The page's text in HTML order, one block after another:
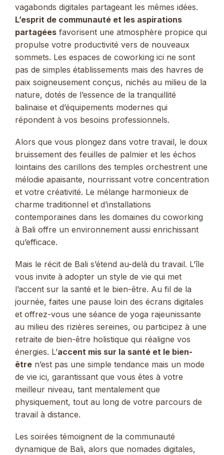
vagabonds digitales partageant les mêmes idées.
L’esprit de communauté et les aspirations
partagées favorisent une atmosphère propice qui
propulse votre productivité vers de nouveaux
sommets. Les espaces de coworking ici ne sont
pas de simples établissements mais des havres de
paix soigneusement conçus, nichés au milieu de la
nature, dotés de l’essence de la tranquillité
balinaise et d’équipements modernes qui
répondent à vos besoins professionnels.
Alors que vous plongez dans votre travail, le doux
bruissement des feuilles de palmier et les échos
lointains des carillons des temples orchestrent une
mélodie apaisante, nourrissant votre concentration
et votre créativité. Le mélange harmonieux de
charme traditionnel et d’installations
contemporaines dans les domaines du coworking
à Bali offre un environnement aussi enrichissant
qu’efficace.
Mais le récit de Bali s’étend au-delà du travail. L’île
vous invite à adopter un style de vie qui met
l’accent sur la santé et le bien-être. Au fil de la
journée, faites une pause loin des écrans digitales
et offrez-vous une séance de yoga rajeunissante
au milieu des rizières sereines, ou participez à une
retraite de bien-être holistique qui réaligne vos
énergies. L’accent mis sur la santé et le bien-
être n’est pas une simple tendance mais un mode
de vie ici, garantissant que vous êtes à votre
meilleur niveau, tant mentalement que
physiquement, tout au long de votre parcours de
travail à distance.
Les soirées témoignent de la communauté
dynamique de Bali, alors que nomades digitales,